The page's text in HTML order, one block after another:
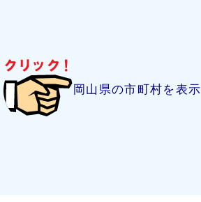
岡山県の市町村を表示